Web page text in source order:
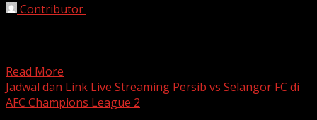
Contributor
Read More
Jadwal dan Link Live Streaming Persib vs Selangor FC di
AFC Champions League 2